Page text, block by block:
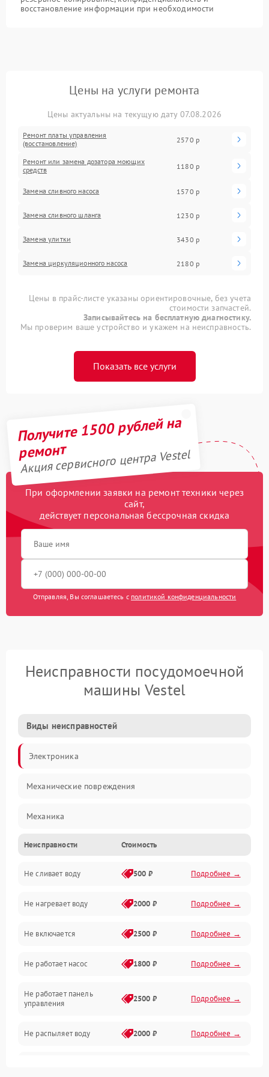
восстановление информации при необходимости
Цены на услуги ремонта
Цены актуальны на текущую дату 07.08.2026
Ремонт платы управления
(восстановление)
2570 р
Ремонт или замена дозатора моющих
средств
1180 р
Замена сливного насоса 1570 р
Замена сливного шланга 1230 р
Замена улитки 3430 р
Замена циркуляционного насоса 2180 р
Цены в прайс-листе указаны ориентировочные, без учета
стоимости запчастей.
Записывайтесь на бесплатную диагностику.
Мы проверим ваше устройство и укажем на неисправность.
Показать все услуги
Получите 1500 рублей на
ремонт
Акция сервисного центра Vestel
При оформлении заявки на ремонт техники через
сайт,
действует персональная бессрочная скидка
Отправляя, Вы соглашаетесь с политикой конфиденциальности
Неисправности посудомоечной
машины Vestel
Виды неисправностей
Электроника
Механические повреждения
Механика
Управление
Электропитание
Датчики
Нагрев
Вода
Гигиена
Программное обеспечение
Неисправности Стоимость
Не сливает воду 500 ₽ Подробнее →
Не нагревает воду 2000 ₽ Подробнее →
Не включается 2500 ₽ Подробнее →
Не работает насос 1800 ₽ Подробнее →
Не работает панель
управления
2500 ₽ Подробнее →
Не распыляет воду 2000 ₽ Подробнее →